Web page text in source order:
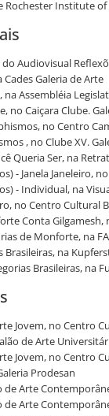
Institute
Audiovisual
Cades Galeria de Arte
na Assembléia
no Caiçara Clube.
no Centro
, no Clube XV.
Queria Ser, na
- Janela Janeleiro,
- Individual, na
no Centro Cultural
Conta Gilgamesh,
de Monforte, na
Brasileiras, na
Brasileiras, na
Jovem, no Centro
de Arte
Jovem, no Centro
Prodesan
de Arte
de Arte